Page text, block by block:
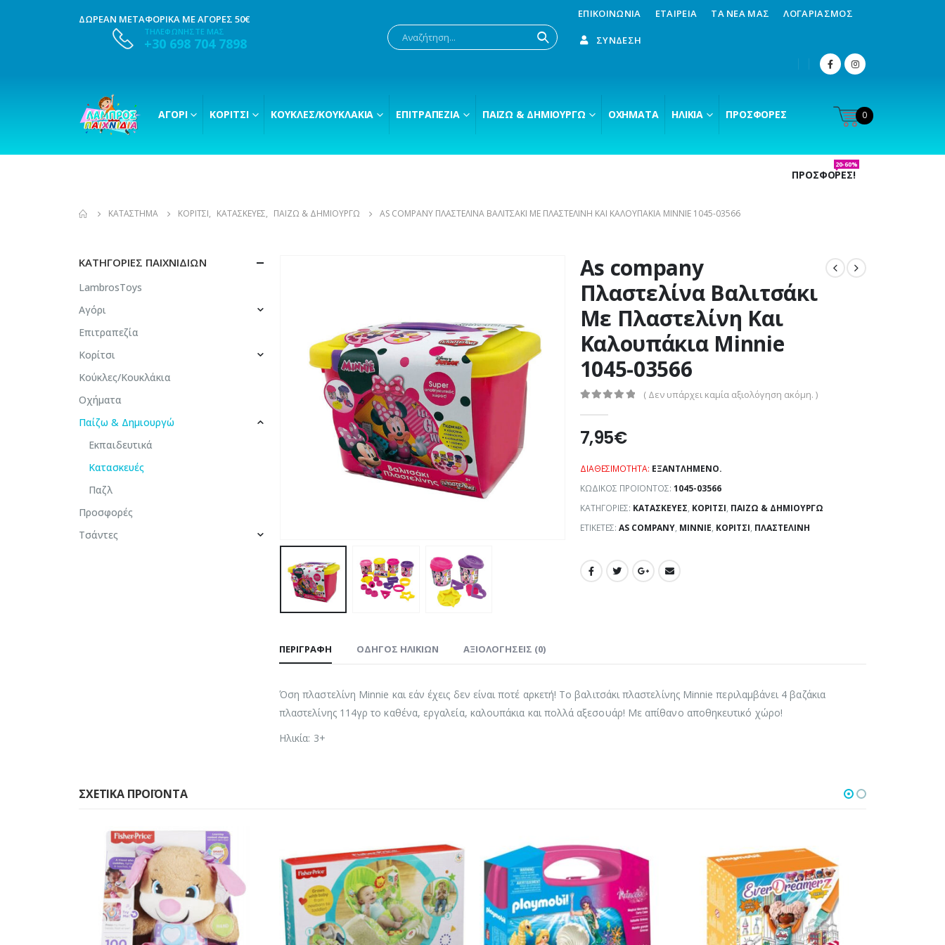
ΔΩΡΕΑΝ ΜΕΤΑΦΟΡΙΚΑ ΜΕ ΑΓΟΡΕΣ 50€
ΤΗΛΕΦΩΝΗΣΤΕ ΜΑΣ
+30 698 704 7898
ΕΠΙΚΟΙΝΩΝΊΑ ΕΤΑΙΡΕΊΑ ΤΑ ΝΈΑ ΜΑΣ ΛΟΓΑΡΙΑΣΜΌΣ
ΣΎΝΔΕΣΗ
ΑΓΌΡΙ ΚΟΡΊΤΣΙ ΚΟΎΚΛΕΣ/ΚΟΥΚΛΆΚΙΑ ΕΠΙΤΡΑΠΈΖΙΑ ΠΑΊΖΩ & ΔΗΜΙΟΥΡΓΏ ΟΧΉΜΑΤΑ ΗΛΙΚΊΑ ΠΡΟΣΦΟΡΈΣ 0
ΠΡΟΣΦΟΡΕΣ!
20-60%
ΚΑΤΆΣΤΗΜΑ ΚΟΡΊΤΣΙ, ΚΑΤΑΣΚΕΥΈΣ, ΠΑΊΖΩ & ΔΗΜΙΟΥΡΓΏ AS COMPANY ΠΛΑΣΤΕΛΊΝΑ ΒΑΛΙΤΣΆΚΙ ΜΕ ΠΛΑΣΤΕΛΊΝΗ ΚΑΙ ΚΑΛΟΥΠΆΚΙΑ MINNIE 1045-03566
As company
Πλαστελίνα Βαλιτσάκι
Με Πλαστελίνη Και
Καλουπάκια Minnie
1045-03566
( Δεν υπάρχει καμία αξιολόγηση ακόμη. )
7,95€
ΔΙΑΘΕΣΙΜΌΤΗΤΑ: ΕΞΑΝΤΛΗΜΈΝΟ.
ΚΩΔΙΚΌΣ ΠΡΟΪΌΝΤΟΣ: 1045-03566
ΚΑΤΗΓΟΡΊΕΣ: ΚΑΤΑΣΚΕΥΈΣ, ΚΟΡΊΤΣΙ, ΠΑΊΖΩ & ΔΗΜΙΟΥΡΓΏ
ΕΤΙΚΈΤΕΣ: AS COMPANY, MINNIE, ΚΟΡΊΤΣΙ, ΠΛΑΣΤΕΛΊΝΗ
ΠΕΡΙΓΡΑΦΉ ΟΔΗΓΌΣ ΗΛΙΚΙΏΝ ΑΞΙΟΛΟΓΉΣΕΙΣ (0)
Όση πλαστελίνη Minnie και εάν έχεις δεν είναι ποτέ αρκετή! Το βαλιτσάκι πλαστελίνης Minnie περιλαμβάνει 4 βαζάκια
πλαστελίνης 114γρ το καθένα, εργαλεία, καλουπάκια και πολλά αξεσουάρ! Με απίθανο αποθηκευτικό χώρο!
Ηλικία: 3+
ΚΑΤΗΓΟΡΊΕΣ ΠΑΙΧΝΙΔΙΏΝ
LambrosToys
Αγόρι
Επιτραπεζία
Κορίτσι
Κούκλες/Κουκλάκια
Οχήματα
Παίζω & Δημιουργώ
Εκπαιδευτικά
Κατασκευές
Παζλ
Προσφορές
Τσάντες
ΣΧΕΤΙΚΆ ΠΡΟΪΌΝΤΑ